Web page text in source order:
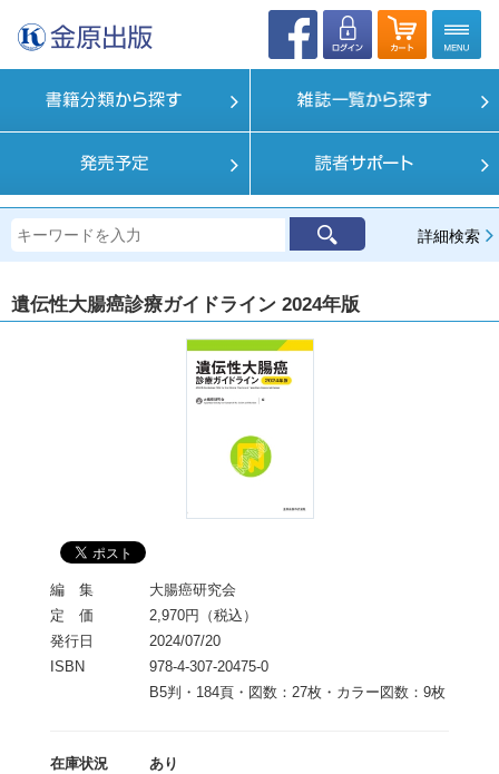
詳細検索
遺伝性大腸癌診療ガイドライン 2024年版
編 集
大腸癌研究会
定 価
2,970円（税込）
発行日
2024/07/20
ISBN
978-4-307-20475-0
B5判・184頁・図数：27枚・カラー図数：9枚
在庫状況 あり